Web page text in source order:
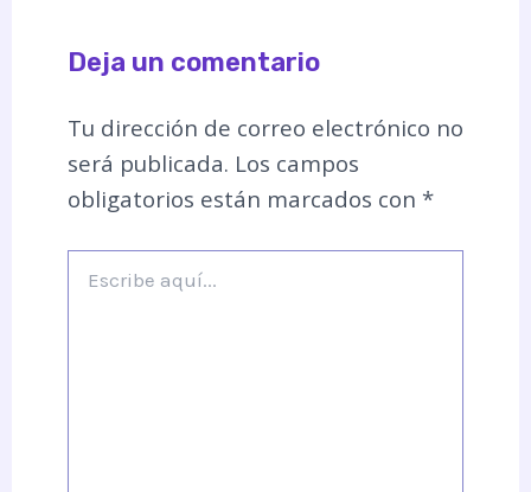
Deja un comentario
Tu dirección de correo electrónico no
será publicada. Los campos
obligatorios están marcados con *
aquí...